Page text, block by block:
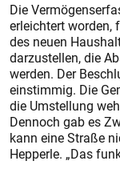
Die
erleichtert worden,
des neuen
darzustellen, die
werden. Der
einstimmig. Die
die Umstellung
Dennoch gab es
kann eine Straße
Hepperle. „Das